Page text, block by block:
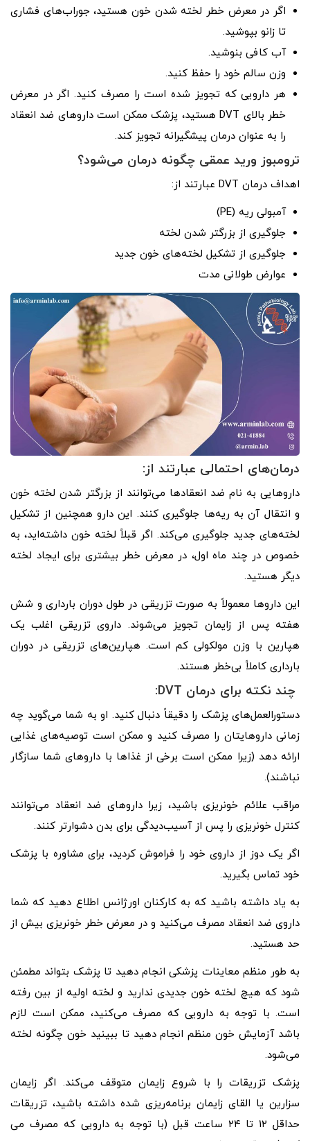
اگر در معرض خطر لخته شدن خون هستید، جوراب‌های فشاری
تا زانو بپوشید.
آب کافی بنوشید.
وزن سالم خود را حفظ کنید.
هر دارویی که تجویز شده است را مصرف کنید. اگر در معرض
خطر بالای DVT هستید، پزشک ممکن است داروهای ضد انعقاد
را به عنوان درمان پیشگیرانه تجویز کند.
ترومبوز ورید عمقی چگونه درمان می‌شود؟
اهداف درمان DVT عبارتند از:
آمبولی ریه (PE)
جلوگیری از بزرگتر شدن لخته
جلوگیری از تشکیل لخته‌های خون جدید
عوارض طولانی مدت
درمان‌های احتمالی عبارتند از:
داروهایی به نام ضد انعقادها می‌توانند از بزرگتر شدن لخته خون
و انتقال آن به ریه‌ها جلوگیری کنند. این دارو همچنین از تشکیل
لخته‌های جدید جلوگیری می‌کند. اگر قبلاً لخته خون داشته‌اید، به
خصوص در چند ماه اول، در معرض خطر بیشتری برای ایجاد لخته
دیگر هستید.
این داروها معمولاً به صورت تزریقی در طول دوران بارداری و شش
هفته پس از زایمان تجویز می‌شوند. داروی تزریقی اغلب یک
هپارین با وزن مولکولی کم است. هپارین‌های تزریقی در دوران
بارداری کاملاً بی‌خطر هستند.
چند نکته برای درمان DVT:
دستورالعمل‌های پزشک را دقیقاً دنبال کنید. او به شما می‌گوید چه
زمانی داروهایتان را مصرف کنید و ممکن است توصیه‌های غذایی
ارائه دهد (زیرا ممکن است برخی از غذاها با داروهای شما سازگار
نباشند).
مراقب علائم خونریزی باشید، زیرا داروهای ضد انعقاد می‌توانند
کنترل خونریزی را پس از آسیب‌دیدگی برای بدن دشوارتر کنند.
اگر یک دوز از داروی خود را فراموش کردید، برای مشاوره با پزشک
خود تماس بگیرید.
به یاد داشته باشید که به کارکنان اورژانس اطلاع دهید که شما
داروی ضد انعقاد مصرف می‌کنید و در معرض خطر خونریزی بیش از
حد هستید.
به طور منظم معاینات پزشکی انجام دهید تا پزشک بتواند مطمئن
شود که هیچ لخته خون جدیدی ندارید و لخته اولیه از بین رفته
است. با توجه به دارویی که مصرف می‌کنید، ممکن است لازم
باشد آزمایش خون منظم انجام دهید تا ببینید خون چگونه لخته
می‌شود.
پزشک تزریقات را با شروع زایمان متوقف می‌کند. اگر زایمان
سزارین یا القای زایمان برنامه‌ریزی شده داشته باشید، تزریقات
حداقل ۱۲ تا ۲۴ ساعت قبل (با توجه به دارویی که مصرف می